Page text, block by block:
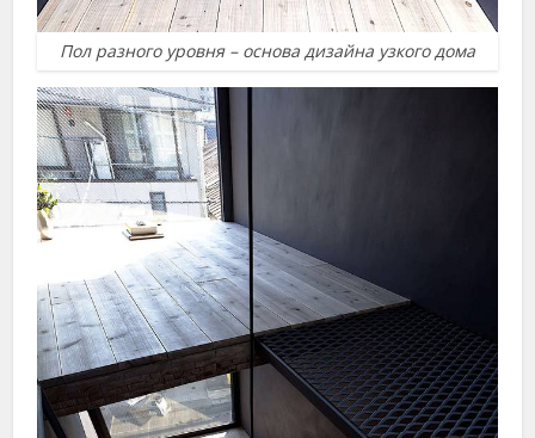
Пол разного уровня – основа дизайна узкого дома